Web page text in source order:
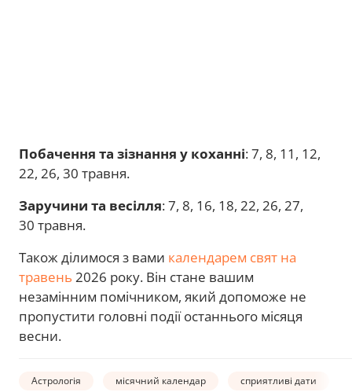
Побачення та зізнання у коханні: 7, 8, 11, 12,
22, 26, 30 травня.
Заручини та весілля: 7, 8, 16, 18, 22, 26, 27,
30 травня.
Також ділимося з вами календарем свят на
травень 2026 року. Він стане вашим
незамінним помічником, який допоможе не
пропустити головні події останнього місяця
весни.
Астрологія місячний календар сприятливі дати